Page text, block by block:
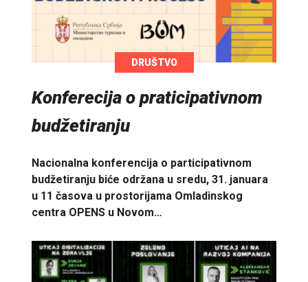
DRUŠTVO
Konferecija o praticipativnom
budžetiranju
Nacionalna konferencija o participativnom
budžetiranju biće održana u sredu, 31. januara
u 11 časova u prostorijama Omladinskog
centra OPENS u Novom…